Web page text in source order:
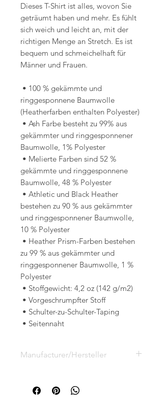
Dieses T-Shirt ist alles, wovon Sie
geträumt haben und mehr. Es fühlt
sich weich und leicht an, mit der
richtigen Menge an Stretch. Es ist
bequem und schmeichelhaft für
Männer und Frauen.
ringgesponnene Baumwolle
(Heatherfarben enthalten Polyester)
gekämmter und ringgesponnener
Baumwolle, 1% Polyester
gekämmte und ringgesponnene
Baumwolle, 48 % Polyester
bestehen zu 90 % aus gekämmter
und ringgesponnener Baumwolle,
10 % Polyester
zu 99 % aus gekämmter und
ringgesponnener Baumwolle, 1 %
Polyester
• Stoffgewicht: 4,2 oz (142 g/m2)
• Vorgeschrumpfter Stoff
• Schulter-zu-Schulter-Taping
• Seitennaht
Manufacturer/Hersteller
Lidostas parks, Marupes novads,